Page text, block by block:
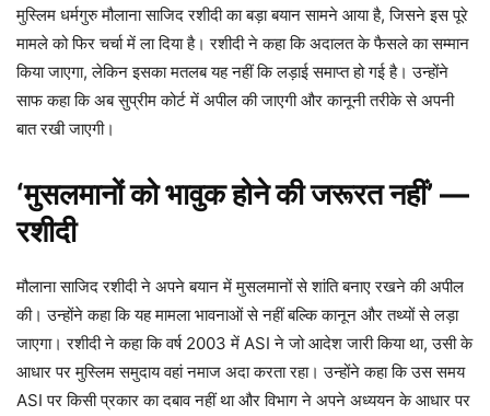
मुस्लिम धर्मगुरु मौलाना साजिद रशीदी का बड़ा बयान सामने आया है, जिसने इस पूरे
मामले को फिर चर्चा में ला दिया है। रशीदी ने कहा कि अदालत के फैसले का सम्मान
किया जाएगा, लेकिन इसका मतलब यह नहीं कि लड़ाई समाप्त हो गई है। उन्होंने
साफ कहा कि अब सुप्रीम कोर्ट में अपील की जाएगी और कानूनी तरीके से अपनी
बात रखी जाएगी।
‘मुसलमानों को भावुक होने की जरूरत नहीं’ —
रशीदी
मौलाना साजिद रशीदी ने अपने बयान में मुसलमानों से शांति बनाए रखने की अपील
की। उन्होंने कहा कि यह मामला भावनाओं से नहीं बल्कि कानून और तथ्यों से लड़ा
जाएगा। रशीदी ने कहा कि वर्ष 2003 में ASI ने जो आदेश जारी किया था, उसी के
आधार पर मुस्लिम समुदाय वहां नमाज अदा करता रहा। उन्होंने कहा कि उस समय
ASI पर किसी प्रकार का दबाव नहीं था और विभाग ने अपने अध्ययन के आधार पर